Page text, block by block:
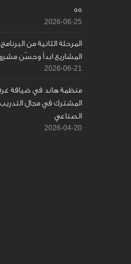
55
2026-06-25
المرحلة الثانية من
المشاريع ابدأ وحسّن
2026-06-21
منظمة هاند في ضيافة
المشترك في مجال
الصناعي
2026-04-20